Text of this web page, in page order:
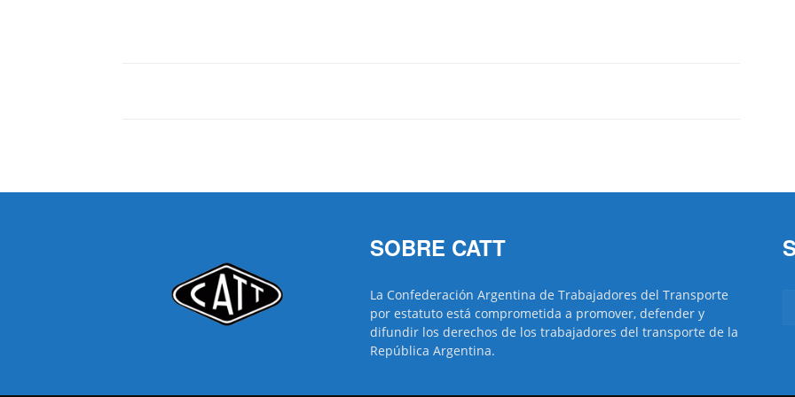
SOBRE CATT
La Confederación Argentina de Trabajadores del Transporte
por estatuto está comprometida a promover, defender y
difundir los derechos de los trabajadores del transporte de la
República Argentina.